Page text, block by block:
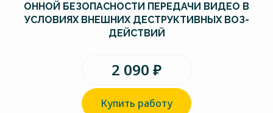
ОННОЙ БЕЗОПАСНОСТИ ПЕРЕДАЧИ ВИДЕО В
УСЛОВИЯХ ВНЕШНИХ ДЕСТРУКТИВНЫХ ВОЗ-
ДЕЙСТВИЙ
2 090 ₽
Купить работу